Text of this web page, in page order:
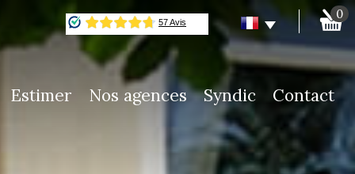
0
Estimer Nos agences Syndic Contact